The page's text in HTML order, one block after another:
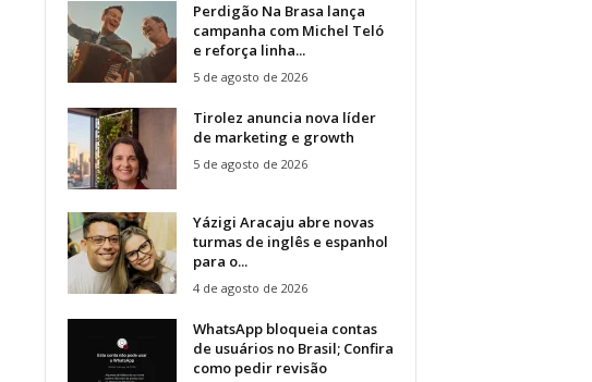
Perdigão Na Brasa lança
campanha com Michel Teló
e reforça linha...
5 de agosto de 2026
Tirolez anuncia nova líder
de marketing e growth
5 de agosto de 2026
Yázigi Aracaju abre novas
turmas de inglês e espanhol
para o...
4 de agosto de 2026
WhatsApp bloqueia contas
de usuários no Brasil; Confira
como pedir revisão